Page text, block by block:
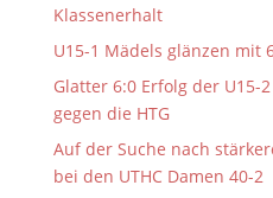
Klassenerhalt
U15-1 Mädels glänzen mit
Glatter 6:0 Erfolg der U15-
gegen die HTG
Auf der Suche nach
bei den UTHC Damen 40-2